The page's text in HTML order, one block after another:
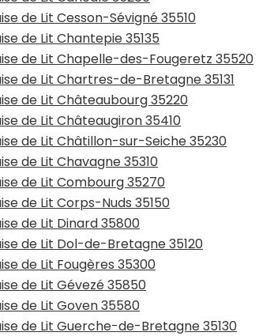
de Lit Cesson-Sévigné 35510
de Lit Chantepie 35135
de Lit Chapelle-des-Fougeretz 35520
de Lit Chartres-de-Bretagne 35131
de Lit Châteaubourg 35220
de Lit Châteaugiron 35410
de Lit Châtillon-sur-Seiche 35230
de Lit Chavagne 35310
de Lit Combourg 35270
de Lit Corps-Nuds 35150
de Lit Dinard 35800
de Lit Dol-de-Bretagne 35120
de Lit Fougères 35300
de Lit Gévezé 35850
de Lit Goven 35580
de Lit Guerche-de-Bretagne 35130